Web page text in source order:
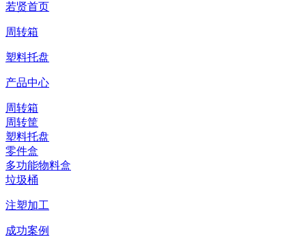
若贤首页
周转箱
塑料托盘
产品中心
周转箱
周转筐
塑料托盘
零件盒
多功能物料盒
垃圾桶
注塑加工
成功案例